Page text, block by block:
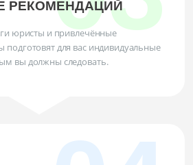
РЕКОМЕНДАЦИЙ
юристы и привлечённые
подготовят для вас индивидуальные
вы должны следовать.